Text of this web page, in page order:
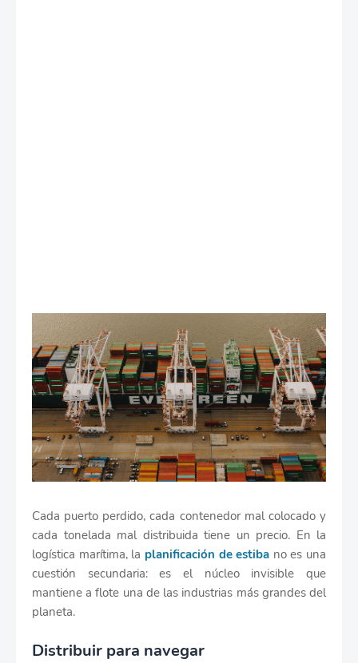
Cada puerto perdido, cada contenedor mal colocado y
cada tonelada mal distribuida tiene un precio. En la
logística marítima, la planificación de estiba no es una
cuestión secundaria: es el núcleo invisible que
mantiene a flote una de las industrias más grandes del
planeta.
Distribuir para navegar